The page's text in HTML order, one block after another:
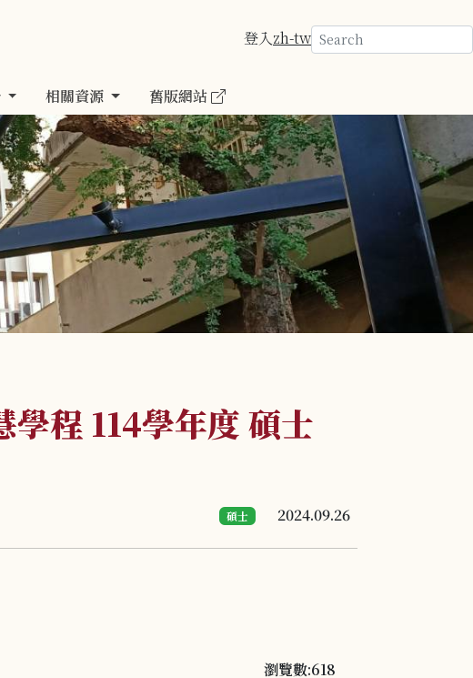
登入zh-tw
相關資源 舊版網站
程 114學年度 碩士
碩士 2024.09.26
瀏覽數:618